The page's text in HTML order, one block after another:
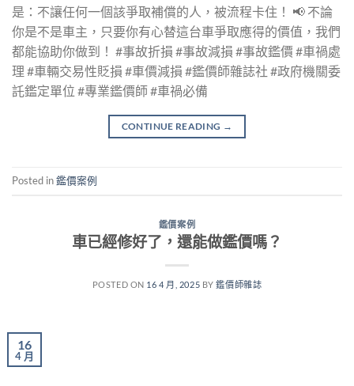
是：不讓任何一個該爭取補償的人，被流程卡住！ 📢 不論
你是不是車主，只要你有心替這台車爭取應得的價值，我們
都能協助你做到！ #事故折損 #事故減損 #事故鑑價 #車禍處
理 #車輛交易性貶損 #車價減損 #鑑價師雜誌社 #政府機關委
託鑑定單位 #專業鑑價師 #車禍必備
CONTINUE READING →
Posted in鑑價案例
鑑價案例
車已經修好了，還能做鑑價嗎？
POSTED ON 16 4 月, 2025 BY鑑價師雜誌
16
4 月